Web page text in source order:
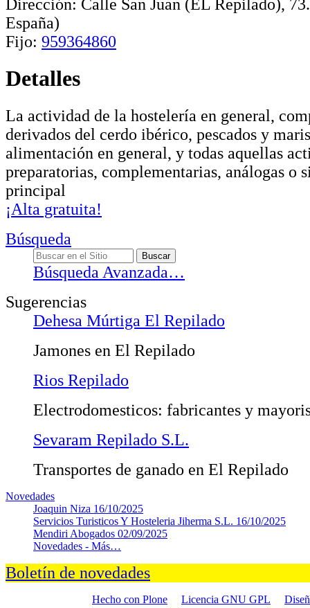
Dirección: Calle San Juan (EL Repilado), 73
España)
Fijo: 959364860
Detalles
La actividad de la hostelería en general,
derivados del cerdo ibérico, pescados y
alimentación en general, y todas aquellas
preparatorias, complementarias, análogas o
principal
¡Alta gratuita!
Búsqueda
Búsqueda Avanzada…
Sugerencias
Dehesa Múrtiga El Repilado
Jamones en El Repilado
Rios Repilado
Electrodomesticos: fabricantes y
Sevaram Repilado S.L.
Transportes de ganado en El Repilado
Novedades
Joaquin Niza 16/10/2025
Servicios Turisticos Y Hosteleria Jiherma S.L. 16/10/2025
Mendiri Abogados 02/09/2025
Novedades - Más…
Boletín de novedades
Hecho con Plone Licencia GNU GPL